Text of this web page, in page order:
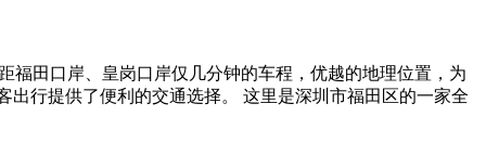
福田口岸、皇岗口岸仅几分钟的车程，优越的地理位置，为
行提供了便利的交通选择。 这里是深圳市福田区的一家全